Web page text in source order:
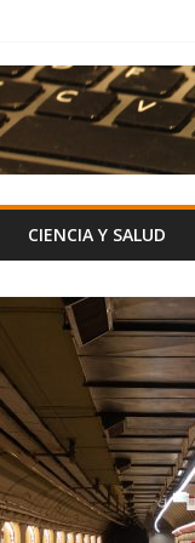
CIENCIA Y SALUD